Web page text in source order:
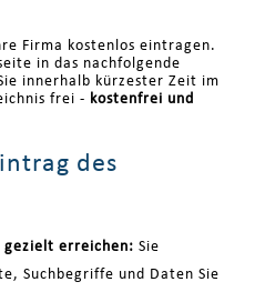
Firma kostenlos eintragen.
in das nachfolgende
innerhalb kürzester Zeit im
frei - kostenfrei und
des
gezielt erreichen: Sie
Suchbegriffe und Daten Sie